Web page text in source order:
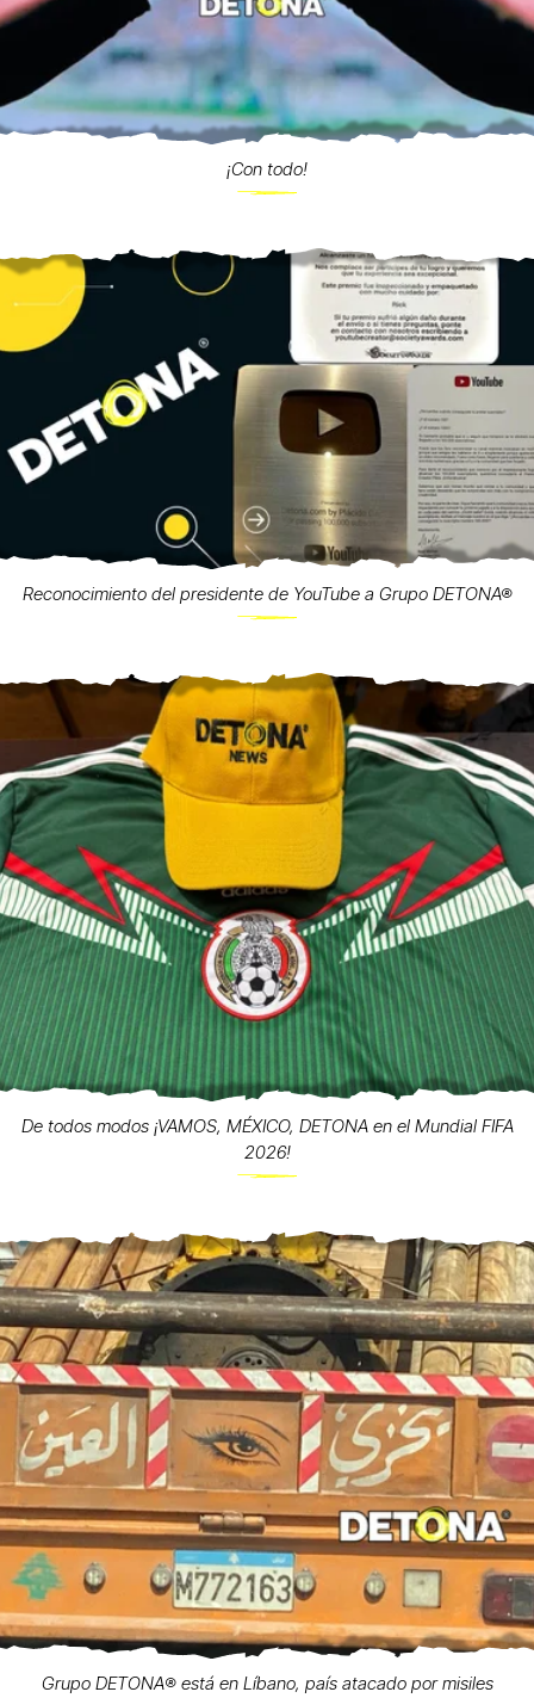
¡Con todo!
Reconocimiento del presidente de YouTube a Grupo DETONA®
De todos modos ¡VAMOS, MÉXICO, DETONA en el Mundial FIFA
2026!
Grupo DETONA®️ está en Líbano, país atacado por misiles